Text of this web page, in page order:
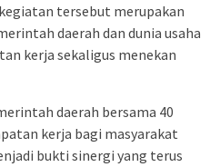
tersebut merupakan
daerah dan dunia usaha
kerja sekaligus menekan
daerah bersama 40
kerja bagi masyarakat
bukti sinergi yang terus